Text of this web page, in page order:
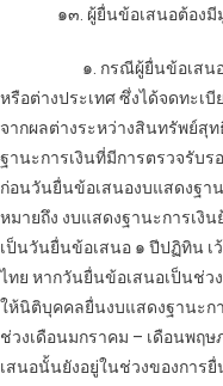
๑๓. ผู้ยื่นข้อเสนอต้องมีมูล
๑. กรณีผู้ยื่นข้อเสนอเป็น
หรือต่างประเทศ ซึ่งได้จดทะเ
จากผลต่างระหว่างสินทรัพย์สุ
ฐานะการเงินที่มีการตรวจรับ
ก่อนวันยื่นข้อเสนองบแสดงฐา
หมายถึง งบแสดงฐานะการเงิ
เป็นวันยื่นข้อเสนอ ๑ ปีปฏิทิน
ไทย หากวันยื่นข้อเสนอเป็นช่ว
ให้นิติบุคคลยื่นงบแสดงฐานะก
ช่วงเดือนมกราคม – เดือนพฤ
เสนอนั้นยังอยู่ในช่วงของการ